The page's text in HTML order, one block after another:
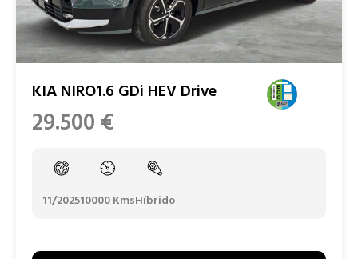
KIA NIRO1.6 GDi HEV Drive
29.500 €
11/202510000 KmsHíbrido